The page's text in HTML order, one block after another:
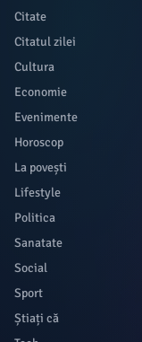
Citate
Citatul zilei
Cultura
Economie
Evenimente
Horoscop
La povești
Lifestyle
Politica
Sanatate
Social
Sport
Știați că